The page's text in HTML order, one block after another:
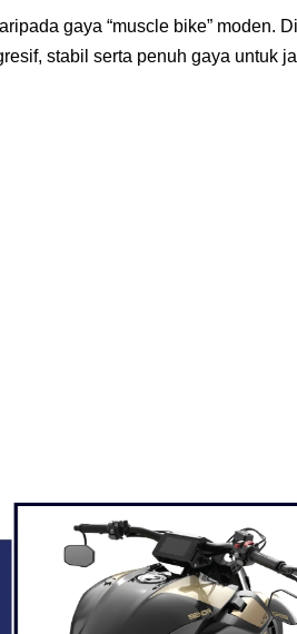
gaya “muscle bike” moden.
stabil serta penuh gaya untuk